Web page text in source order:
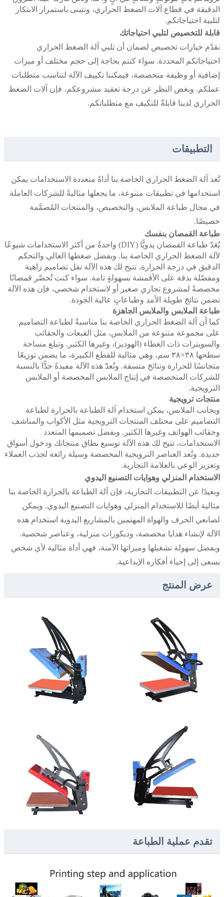
الدقيقة في قطاع آلات الضغط الحراري، ونتبنى باستمرار الابتكار
لتلبية احتياجاتكم.
قابلة للتخصيص لتلبي احتياجاتك
نقدّم خيارات تخصيص لضمان أن تلبي آلة الضغط الحراري
احتياجاتكم المحددة. سواء كنتم بحاجة إلى حجم مختلف أو ميزات
إضافية أو وظيفة متخصصة، فيمكننا تكييف الآلة لتناسب متطلبات
عملكم. وبغض النظر عن درجة تعقيد مشروعكم، فإن آلات الضغط
الحراري لدينا قابلةٌ للتكيف مع متطلباتكم.
التطبيقات
تُعد آلة الضغط الحراري الخاصة بنا أداةً متعددة الاستخدامات يمكن
استخدامها في تطبيقات متنوعة، ما يجعلها مثاليةً للشركات العاملة
في مجال طباعة الملابس، والتخصيص، والمنتجات المُصمَّمة
خصيصًا.
طباعة القمصان بنفسك
يُعَدّ طباعة القمصان يدويًّا (DIY) واحدةً من أكثر الاستخدامات شيوعًا
لآلة الضغط الحراري الخاصة بنا. وبفضل ضغطها العالي والتحكم
الدقيق في درجة الحرارة، تتيح لك هذه الآلة نقل تصاميم زاهية
ومفصّلة بدقة على الأقمشة بسهولةٍ تامة. سواء كنت تُحضّر قمصانًا
مخصصةً لمشروع تجاري صغير أو لاستخدام شخصي، فإن هذه الآلة
تضمن نتائجَ طويلة الأمد وطباعاتٍ عالية الجودة.
طباعة الملابس والملابس الجاهزة
كما أن آلة الضغط الحراري الخاصة بنا مناسبةٌ لطباعة التصاميم
على مجموعة متنوعة من الملابس، مثل القبعات والحقائب
والسويترات ذات الغطاء (الهوديز)، وغيرها الكثير. وتبلغ مساحة
سطحها ٣٨×٣٨ سم، وهي مثالية للقطع الكبيرة، ما يضمن توزيعًا
متجانسًا للحرارة ونتائجَ متسقة. وتُعدّ هذه الآلة مفيدةً جدًّا بالنسبة
للشركات المتخصصة في إنتاج الملابس المخصصة أو الملابس
الترويجية.
منتجات ترويجية
وبجانب الملابس، يمكن استخدام آلة الطباعة بالحرارة لطباعة
التصاميم على مختلف المنتجات الترويجية مثل الأكواب والمناشف
وحقائب الهواتف وغيرها الكثير. وبفضل تصميمها المتعدد
الاستخدامات، تتيح لك هذه الآلة توسيع نطاق منتجاتك ودخول أسواق
جديدة. وتُعد العناصر الترويجية المخصصة وسيلة رائعة لجذب العملاء
وتعزيز الوعي بالعلامة التجارية.
الاستخدام المنزلي وهوايات التصنيع اليدوي
وبعيدًا عن التطبيقات التجارية، فإن آلة الطباعة بالحرارة الخاصة بنا
مثالية أيضًا للاستخدام المنزلي وهوايات التصنيع اليدوي. ويمكن
لصانعي الحرف والهواة المهتمين بالمشاريع اليدوية استخدام هذه
الآلة لإنشاء هدايا مخصصة، وديكورات منزلية، وعناصر شخصية.
وبفضل سهولة تشغيلها وميزاتها الآمنة، فهي أداة مثالية لأي شخص
يسعى إلى إحياء أفكاره الإبداعية.
عرض المنتج
تقدم عملية الطباعة